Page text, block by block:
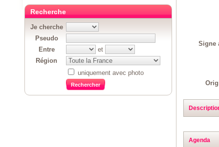
Signe
Agenda
Recherche
Je cherche
Pseudo
Entre
et
Région
uniquement avec photo